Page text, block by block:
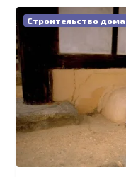
Строительство дома